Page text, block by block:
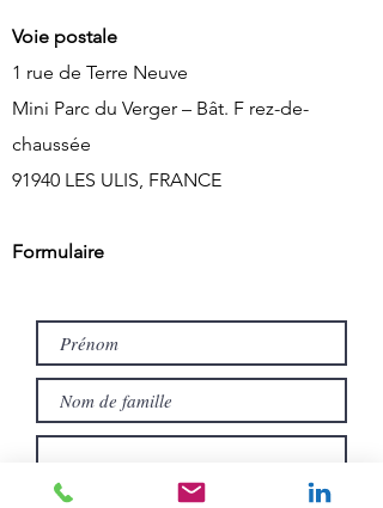
Voie postale
1 rue de Terre Neuve
Mini Parc du Verger – Bât. F rez-de-
chaussée
91940 LES ULIS, FRANCE
Formulaire